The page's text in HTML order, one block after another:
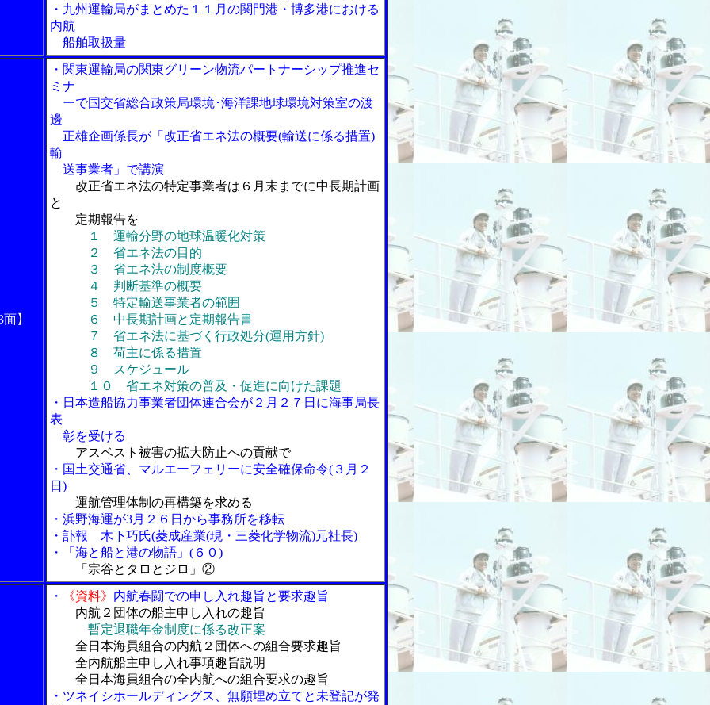
・九州運輸局がまとめた１１月の関門港・博多港における
内航
船舶取扱量
】
・関東運輸局の関東グリーン物流パートナーシップ推進セ
ミナ
ーで国交省総合政策局環境･海洋課地球環境対策室の渡
邊
正雄企画係長が「改正省エネ法の概要(輸送に係る措置)
輸
送事業者」で講演
改正省エネ法の特定事業者は６月末までに中長期計画
と
定期報告を
１ 運輸分野の地球温暖化対策
２ 省エネ法の目的
３ 省エネ法の制度概要
４ 判断基準の概要
５ 特定輸送事業者の範囲
６ 中長期計画と定期報告書
７ 省エネ法に基づく行政処分(運用方針)
８ 荷主に係る措置
９ スケジュール
１０ 省エネ対策の普及・促進に向けた課題
・日本造船協力事業者団体連合会が２月２７日に海事局長
表
彰を受ける
アスベスト被害の拡大防止への貢献で
・国土交通省、マルエーフェリーに安全確保命令(３月２
日)
運航管理体制の再構築を求める
・浜野海運が3月２６日から事務所を移転
・訃報 木下巧氏(菱成産業(現・三菱化学物流)元社長)
・「海と船と港の物語」(６０)
「宗谷とタロとジロ」②
・ 《資料》 内航春闘での申し入れ趣旨と要求趣旨
内航２団体の船主申し入れの趣旨
暫定退職年金制度に係る改正案
全日本海員組合の内航２団体への組合要求趣旨
全内航船主申し入れ事項趣旨説明
全日本海員組合の全内航への組合要求の趣旨
・ツネイシホールディングス、無願埋め立てと未登記が発